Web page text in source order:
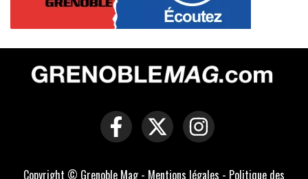
Copyright © Grenoble Mag - Mentions légales - Politique des